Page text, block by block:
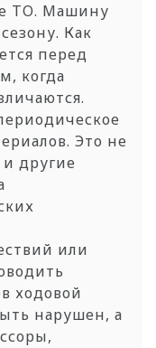
ТО. Машину
Как
перед
когда
Это не
другие
или
ходовой
нарушен, а